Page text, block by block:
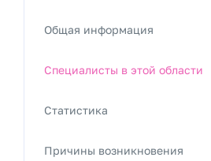
Общая информация
Специалисты в этой области
Статистика
Причины возникновения